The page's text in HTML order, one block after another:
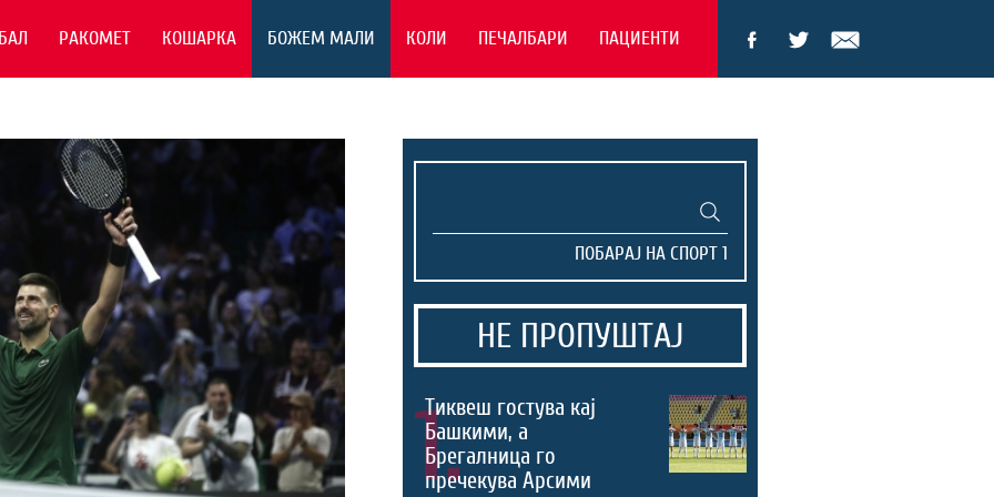
РАКОМЕТ КОШАРКА БОЖЕМ МАЛИ КОЛИ ПЕЧАЛБАРИ ПАЦИЕНТИ
НЕ ПРОПУШТАЈ
1.
Тиквеш гостува кај
Башкими, а
Брегалница го
пречекува Арсими